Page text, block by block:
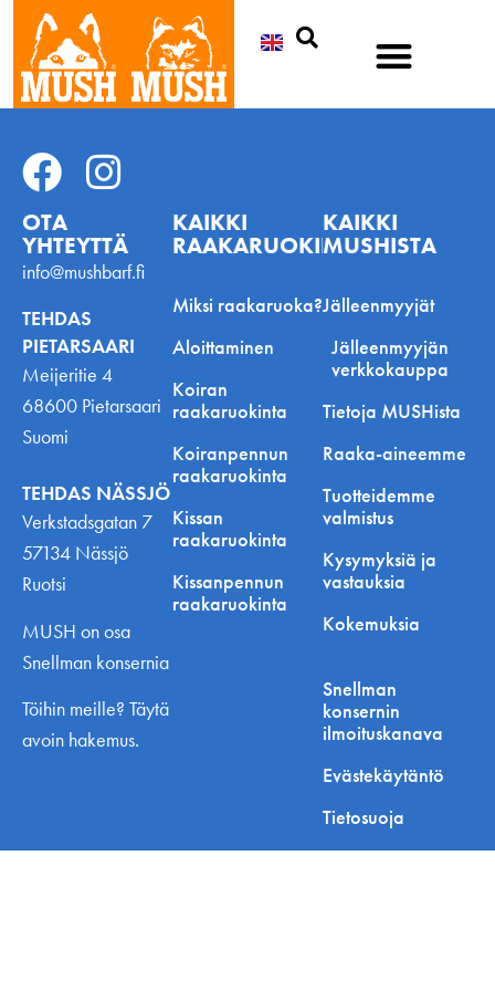
OTA
YHTEYTTÄ
info@mushbarf.fi
TEHDAS
PIETARSAARI
Meijeritie 4
68600 Pietarsaari
Suomi
TEHDAS NÄSSJÖ
Verkstadsgatan 7
57134 Nässjö
Ruotsi
MUSH on osa
Snellman konsernia
Töihin meille? Täytä
avoin hakemus.
KAIKKI
RAAKARUOKINNASTA
Miksi raakaruoka?
Aloittaminen
Koiran
raakaruokinta
Koiranpennun
raakaruokinta
Kissan
raakaruokinta
Kissanpennun
raakaruokinta
KAIKKI
MUSHISTA
Jälleenmyyjät
Jälleenmyyjän
verkkokauppa
Tietoja MUSHista
Raaka-aineemme
Tuotteidemme
valmistus
Kysymyksiä ja
vastauksia
Kokemuksia
Snellman
konsernin
ilmoituskanava
Evästekäytäntö
Tietosuoja